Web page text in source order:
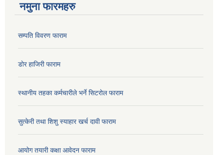
नमुना फारमहरु
सम्पति विवरण फाराम
डोर हाजिरी फाराम
स्थानीय तहका कर्मचारीले भर्ने सिटरोल फाराम
सुत्केरी तथा शिशु स्याहार खर्च दावी फाराम
आयोग तयारी कक्षा आवेदन फाराम